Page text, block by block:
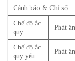
Cảnh báo & Chỉ số
Chế độ ắc
quy
Phát
Chế độ ắc
quy yếu
Phát